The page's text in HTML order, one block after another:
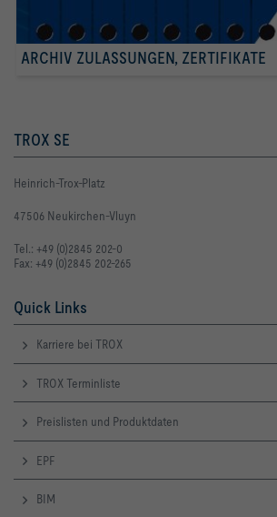
ARCHIV ZULASSUNGEN, ZERTIFIKATE
TROX SE
Heinrich-Trox-Platz
47506 Neukirchen-Vluyn
Tel.: +49 (0)2845 202-0
Fax: +49 (0)2845 202-265
Quick Links
Karriere bei TROX
TROX Terminliste
Preislisten und Produktdaten
EPF
BIM